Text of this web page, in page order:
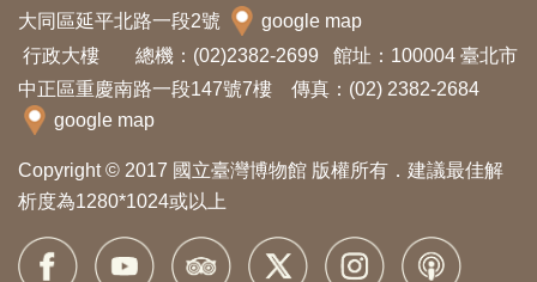
大同區延平北路一段2號
google map
行政大樓
總機：(02)2382-2699
館址：100004 臺北市
中正區重慶南路一段147號7樓 傳真：(02) 2382-2684
google map
Copyright © 2017 國立臺灣博物館 版權所有．建議最佳解
析度為1280*1024或以上